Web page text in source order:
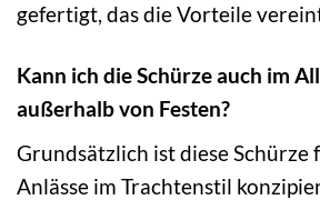
gefertigt, das die Vorteile
Kann ich die Schürze auch im
außerhalb von Festen?
Grundsätzlich ist diese Schürze
Anlässe im Trachtenstil